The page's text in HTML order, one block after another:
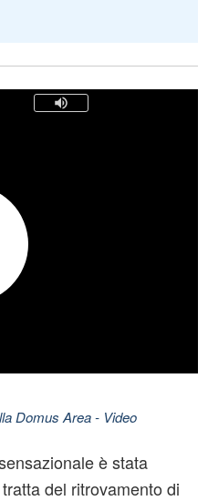
Domus Area- Video
è stata
del ritrovamento di